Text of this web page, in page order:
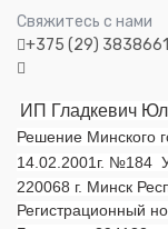
Свяжитесь с нами
+375 (29) 3838661
ИП Гладкевич
Решение Минского
14.02.2001г. №184
220068 г. Минск
Регистрационный